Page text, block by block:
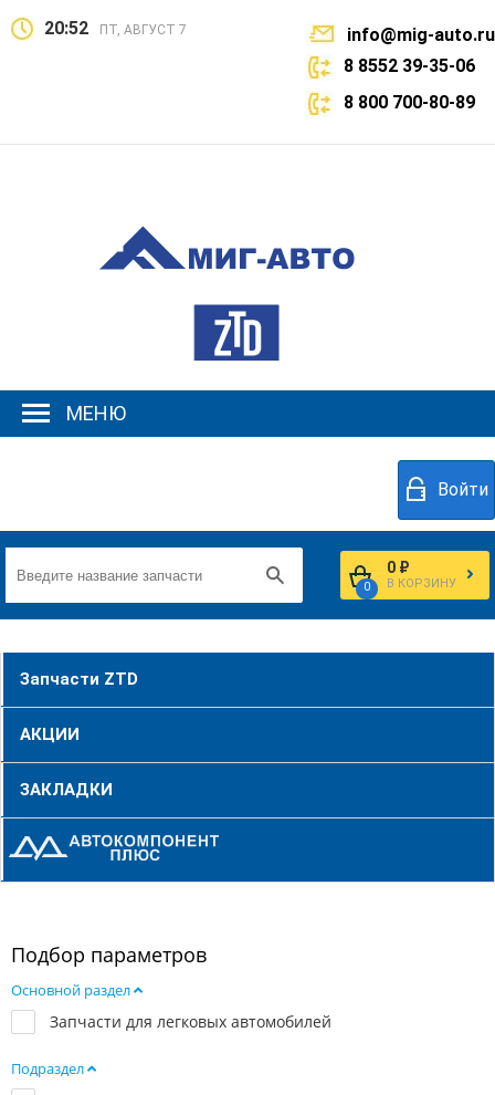
20:52 ПТ, АВГУСТ 7
info@mig-auto.ru
8 8552 39-35-06
8 800 700-80-89
МЕНЮ
Войти
0
0 ₽
В КОРЗИНУ
Запчасти ZTD
АКЦИИ
ЗАКЛАДКИ
Подбор параметров
Основной раздел
Запчасти для легковых автомобилей
Подраздел